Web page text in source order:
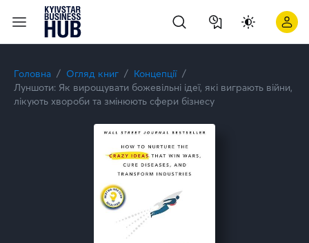
Головна Огляд книг
Концепції
Луншоти: Як вирощувати божевільні ідеї, які виграють війни,
лікують хвороби та змінюють сфери бізнесу